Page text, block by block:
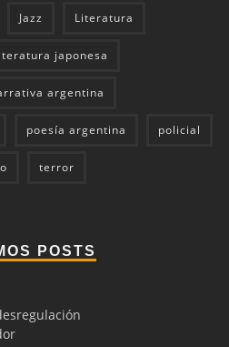
Jazz Literatura
japonesa
argentina
poesía argentina policial
terror
POSTS